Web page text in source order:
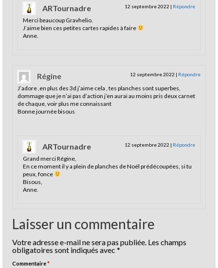
ARTournadre 12 septembre 2022 | Répondre
Merci beaucoup Gravhelio.
J’aime bien ces petites cartes rapides à faire
Anne.
Régine 12 septembre 2022 | Répondre
J’adore ,en plus des 3d j’aime cela , tes planches sont superbes,
dommage que je n’ai pas d’action j’en aurai au moins pris deux carnet
de chaque, voir plus me connaissant
Bonne journée bisous
ARTournadre 12 septembre 2022 | Répondre
Grand merci Régine,
En ce moment il y a plein de planches de Noël prédécoupées, si tu
peux, fonce
Bisous,
Anne.
Laisser un commentaire
Votre adresse e-mail ne sera pas publiée. Les champs
obligatoires sont indiqués avec *
Commentaire*